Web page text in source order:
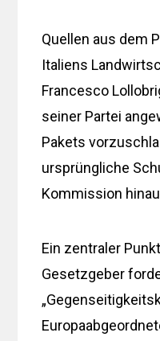
Quellen aus dem
Italiens
Francesco
seiner Partei
Pakets
ursprüngliche
Kommission
Ein zentraler
Gesetzgeber